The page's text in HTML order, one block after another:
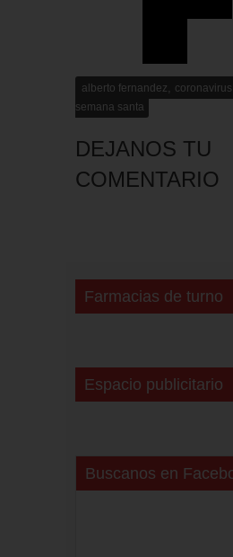
alberto fernandez, coronavirus
semana santa
DEJANOS TU
COMENTARIO
Farmacias de turno
Espacio publicitario
Buscanos en